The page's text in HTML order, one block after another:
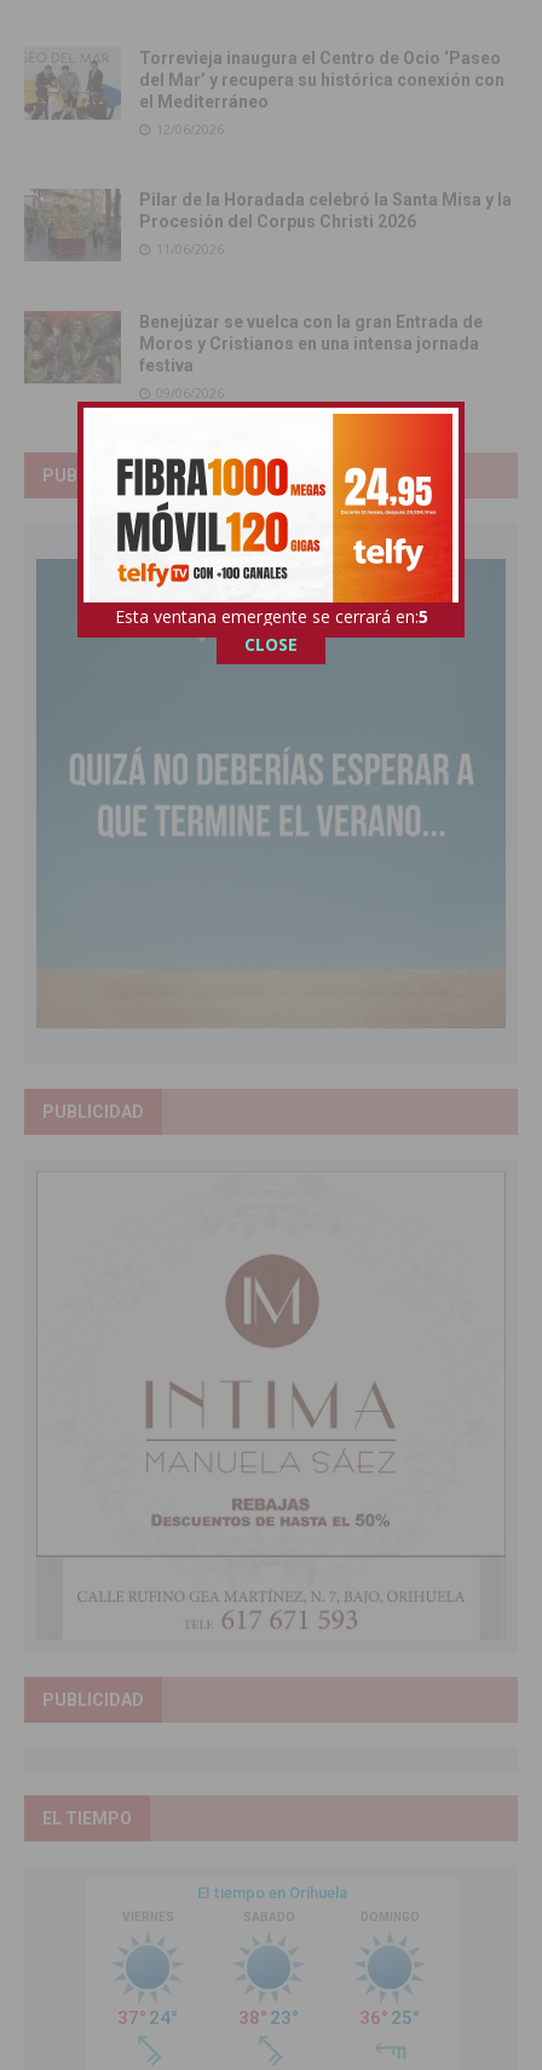
Torrevieja inaugura el Centro de Ocio ‘Paseo
del Mar’ y recupera su histórica conexión con
el Mediterráneo
12/06/2026
Pilar de la Horadada celebró la Santa Misa y la
Procesión del Corpus Christi 2026
11/06/2026
Benejúzar se vuelca con la gran Entrada de
Moros y Cristianos en una intensa jornada
festiva
09/06/2026
PUBLICIDAD
PUBLICIDAD
PUBLICIDAD
EL TIEMPO
Esta ventana emergente se cerrará en:4
CLOSE